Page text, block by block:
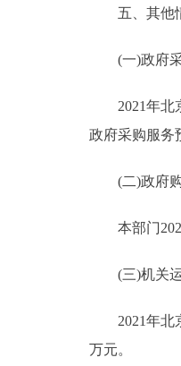
五、其他
(一)政府采
2021年北京
政府采购服务
(二)政府购
本部门2021
(三)机关运
2021年北京
万元。